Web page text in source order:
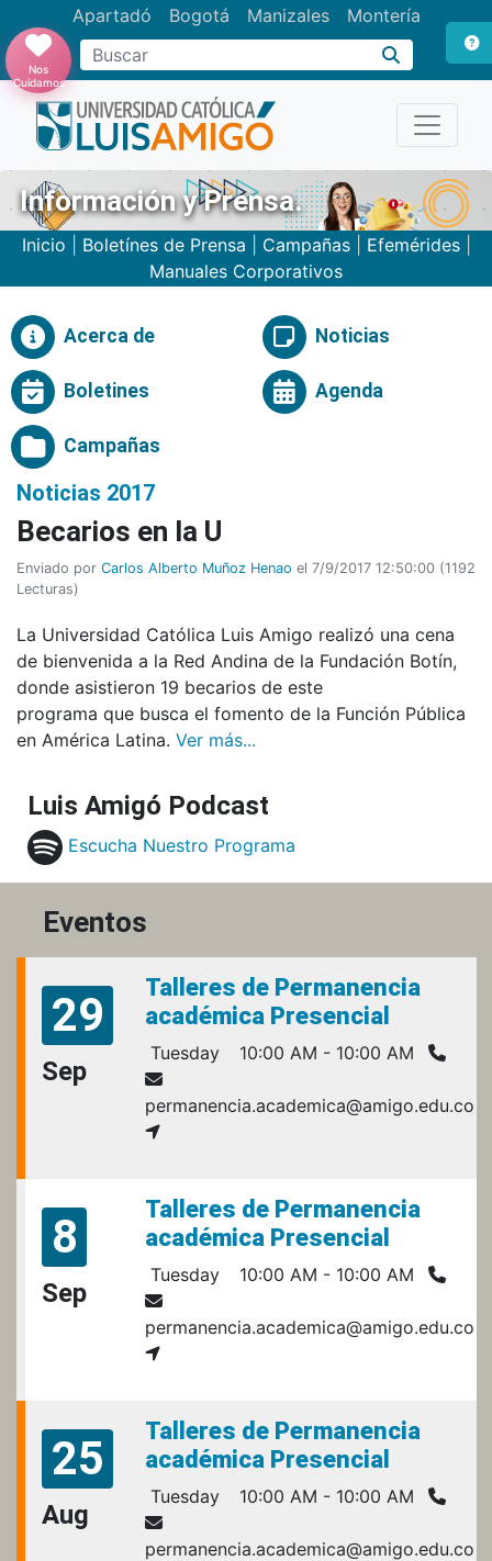
Apartadó Bogotá Manizales Montería
Buscar
Nos
Cuidamos
Información y Prensa.
Inicio Boletínes de Prensa Campañas| Efemérides|
Manuales Corporativos
Acerca de Noticias
Boletines Agenda
Campañas
Noticias 2017
Becarios en la U
Enviado por Carlos Alberto Muñoz Henao el 7/9/2017 12:50:00 (1192
Lecturas)
La Universidad Católica Luis Amigo realizó una cena
de bienvenida a la Red Andina de la Fundación Botín,
donde asistieron 19 becarios de este
programa que busca el fomento de la Función Pública
en América Latina. Ver más...
Luis Amigó Podcast
Escucha Nuestro Programa
Eventos
29
Sep
Talleres de Permanencia
académica Presencial
Tuesday 10:00 AM - 10:00 AM
permanencia.academica@amigo.edu.co
8
Sep
Talleres de Permanencia
académica Presencial
Tuesday 10:00 AM - 10:00 AM
permanencia.academica@amigo.edu.co
25
Aug
Talleres de Permanencia
académica Presencial
Tuesday 10:00 AM - 10:00 AM
permanencia.academica@amigo.edu.co